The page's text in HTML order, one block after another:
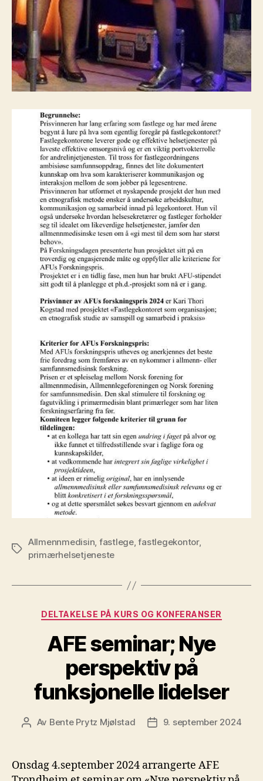
Stikkord
Allmennmedisin, fastlege,fastlegekontor,
primærhelsetjeneste
Kategorier
DELTAKELSE PÅ KURS OG KONFERANSER
AFE seminar; Nye
perspektiv på
funksjonelle lidelser
Innleggsforfatter
Av Bente Prytz Mjølstad Publiseringsdato
9. september 2024
Onsdag 4.september 2024 arrangerte AFE